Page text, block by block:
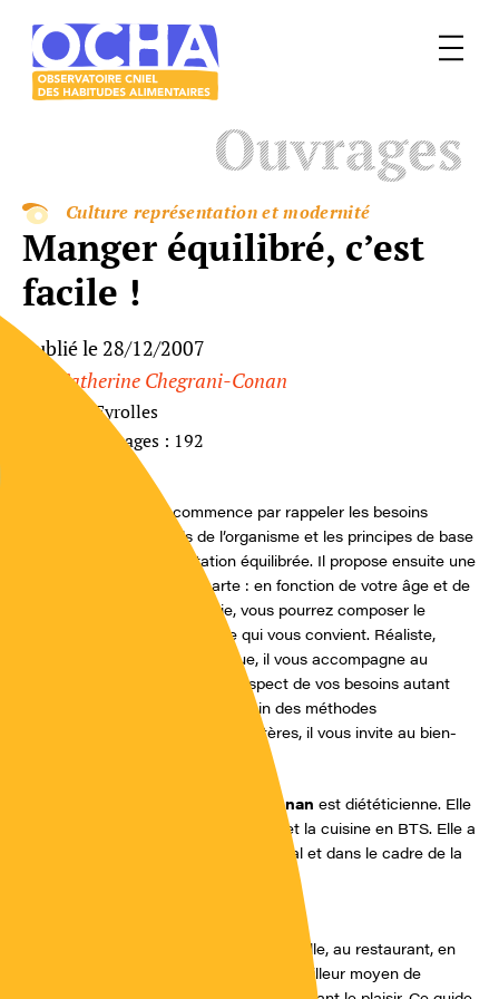
Menu
Ouvrages
Culture représentation et modernité
Manger équilibré, c’est
facile !
Publié le 28/12/2007
Catherine Chegrani-Conan
Éditeur : Eyrolles
Nombre de pages : 192
Ce guide commence par rappeler les besoins
nutritionnels de l’organisme et les principes de base
d’une alimentation équilibrée. Il propose ensuite une
méthode à la carte : en fonction de votre âge et de
votre mode de vie, vous pourrez composer le
régime alimentaire qui vous convient. Réaliste,
rassurant et pratique, il vous accompagne au
quotidien, dans le respect de vos besoins autant
que de vos envies. Loin des méthodes
contraignantes et austères, il vous invite au bien-
Catherine Chegrani-Conan est diététicienne. Elle
a enseigné l’alimentation et la cuisine en BTS. Elle a
également exercé en libéral et dans le cadre de la
Que l’on mange seul, en famille, au restaurant, en
voyage… il faut trouver le meilleur moyen de